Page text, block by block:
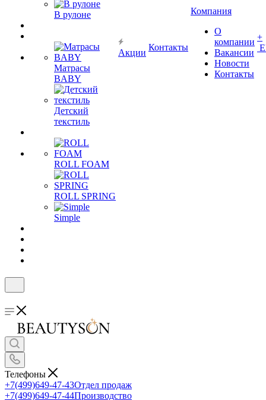
В рулоне
Матрасы
BABY
Детский
текстиль
ROLL FOAM
ROLL SPRING
Simple
Акции
Контакты
Компания
О
компании
Вакансии
Новости
Контакты
+
Телефоны
+7(499)649-47-43Отдел продаж
+7(499)649-47-44Производство